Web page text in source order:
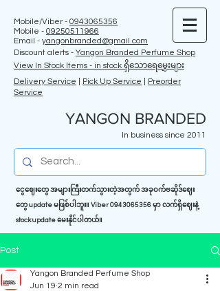
Mobile/Viber - 0943065356
Mobile - 09250511966
Email - yangonbranded@gmail.com
Discount alerts - Yangon Branded Perfume Shop
View In Stock Items - in stock ရှိသောရေမွှေးများ
Delivery Service
Pick Up Service
Preorder
Service
YANGON BRANDED
In business since 2011
ငွေဈေးတွေ အများကြီးတက်သွားတဲ့အတွက် အခုဝက်ဗဆိုဒ်ဈေး
တွေ update မဖြစ်ပါဘူး။ Viber0943065356 မှာ လက်ရှိဈေးနဲ့
stock update မေးနိုင်ပါတယ်။
Post
Yangon Branded Perfume Shop
Jun 19 2 min read